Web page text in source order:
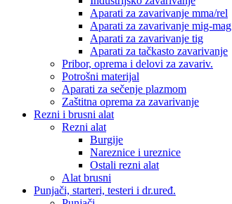
Aparati za zavarivanje mma/rel
Aparati za zavarivanje mig-mag
Aparati za zavarivanje tig
Aparati za tačkasto zavarivanje
Pribor, oprema i delovi za zavariv.
Potrošni materijal
Aparati za sečenje plazmom
Zaštitna oprema za zavarivanje
Rezni i brusni alat
Rezni alat
Burgije
Nareznice i ureznice
Ostali rezni alat
Alat brusni
Punjači, starteri, testeri i dr.uređ.